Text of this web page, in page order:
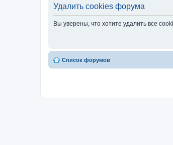
Удалить cookies форума
Вы уверены, что хотите удалить все
Список форумов